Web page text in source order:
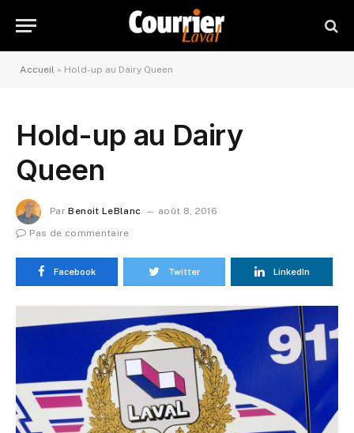
Accueil » Hold-up au Dairy Queen
Hold-up au Dairy
Queen
Par Benoit LeBlanc
août 8, 2016
Pas de commentaire
Facebook Twitter LinkedIn